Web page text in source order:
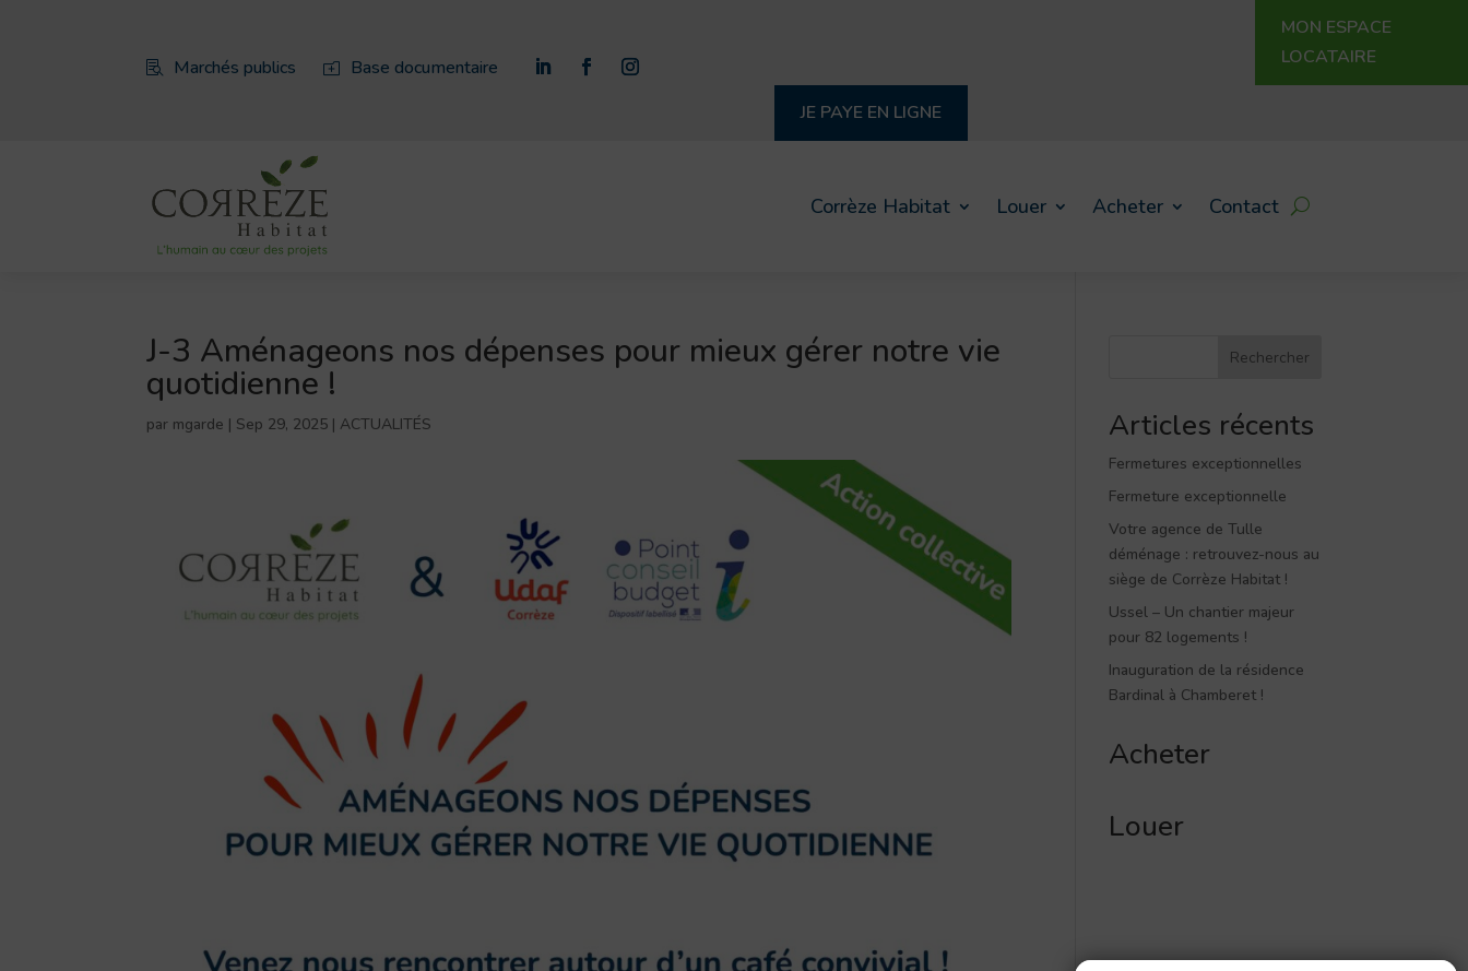
 Marchés publics o Base documentaire
MON ESPACE
LOCATAIRE
JE PAYE EN LIGNE
Corrèze Habitat Louer Acheter Contact
J-3 Aménageons nos dépenses pour mieux gérer notre vie
quotidienne !
par mgarde | Sep 29, 2025 | ACTUALITÉS
Rechercher
Articles récents
Fermetures exceptionnelles
Fermeture exceptionnelle
Votre agence de Tulle
déménage : retrouvez-nous au
siège de Corrèze Habitat !
Ussel – Un chantier majeur
pour 82 logements !
Inauguration de la résidence
Bardinal à Chamberet !
Acheter
Louer